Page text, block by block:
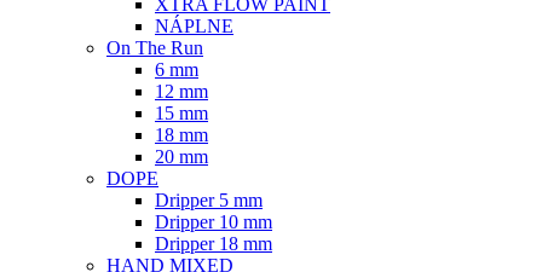
XTRA FLOW PAINT
NÁPLNE
On The Run
6 mm
12 mm
15 mm
18 mm
20 mm
DOPE
Dripper 5 mm
Dripper 10 mm
Dripper 18 mm
HAND MIXED